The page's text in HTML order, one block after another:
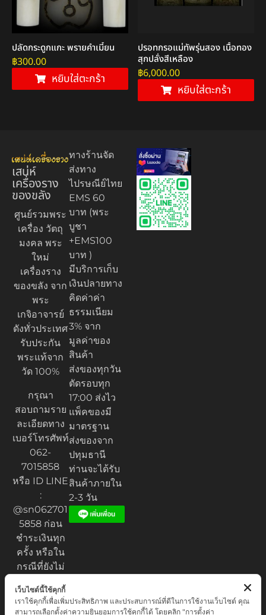
ปลัดกระดูกแกะ พรายคำเมี้ยน
฿300.00
หยิบใส่ตะกร้า
ปรอทกรอแม่ทัพรุ่นสอง เนื้อทอง
สุกปลั่งสีเหลือง
฿6,000.00
หยิบใส่ตะกร้า
เสน่ห์
เครื่องราง
ของขลัง
ศูนย์รวมพระ
เครื่อง วัตถุ
มงคล พระ
ใหม่
เครื่องราง
ของขลัง จาก
พระ
เกจิอาจารย์
ดังทั่วประเทศ
รับประกัน
พระแท้จาก
วัด 100%
กรุณา
สอบถามราย
ละเอียดทาง
เบอร์โทรศัพท์
062-
7015858
หรือ ID LINE
:
@sn062701
5858 ก่อน
ชำระเงินทุก
ครั้ง หรือใน
กรณีที่ยังไม่
ทางร้านจัด
ส่งทาง
ไปรษณีย์ไทย
EMS 60
บาท (พระ
บูชา
+EMS100
บาท )
มีบริการเก็บ
เงินปลายทาง
คิดค่าค่า
ธรรมเนียม
3% จาก
มูลค่าของ
สินค้า
ส่งของทุกวัน
ตัดรอบทุก
17:00 ส่งไว
แพ็คของมี
มาตรฐาน
ส่งของจาก
ปทุมธานี
ท่านจะได้รับ
สินค้าภายใน
2-3 วัน
เว็บไซต์นี้ใช้คุกกี้
เราใช้คุกกี้เพื่อเพิ่มประสิทธิภาพ และประสบการณ์ที่ดีในการใช้งานเว็บไซต์ คุณ
สามารถเลือกตั้งค่าความยินยอมการใช้คุกกี้ได้ โดยคลิก "การตั้งค่า